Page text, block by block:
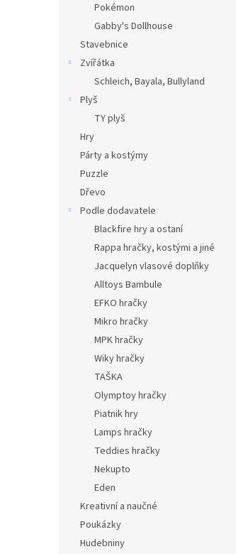
Pokémon
Gabby's Dollhouse
Stavebnice
Zvířátka
Schleich, Bayala, Bullyland
Plyš
TY plyš
Hry
Párty a kostýmy
Puzzle
Dřevo
Podle dodavatele
Blackfire hry a ostaní
Rappa hračky, kostými a jiné
Jacquelyn vlasové doplňky
Alltoys Bambule
EFKO hračky
Mikro hračky
MPK hračky
Wiky hračky
TAŠKA
Olymptoy hračky
Piatnik hry
Lamps hračky
Teddies hračky
Nekupto
Eden
Kreativní a naučné
Poukázky
Hudebniny